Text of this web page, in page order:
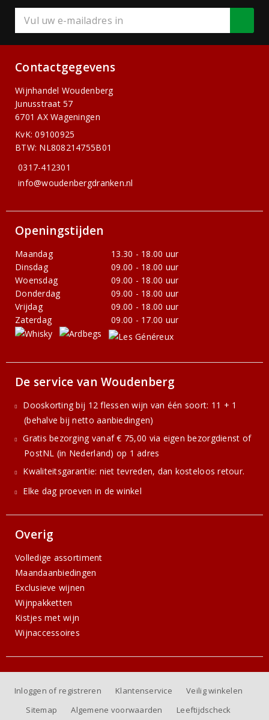
Contactgegevens
Wijnhandel Woudenberg
Junusstraat 57
6701 AX Wageningen
KvK: 09100925
BTW: NL808214755B01
0317-412301
info@woudenbergdranken.nl
Openingstijden
Maandag
13.30 - 18.00 uur
Dinsdag
09.00 - 18.00 uur
Woensdag
09.00 - 18.00 uur
Donderdag
09.00 - 18.00 uur
Vrijdag
09.00 - 18.00 uur
Zaterdag
09.00 - 17.00 uur
De service van Woudenberg
Dooskorting bij 12 flessen wijn van één soort: 11 + 1
(behalve bij netto aanbiedingen)
Gratis bezorging vanaf € 75,00 via eigen bezorgdienst of
PostNL (in Nederland) op 1 adres
Kwaliteitsgarantie: niet tevreden, dan kosteloos retour.
Elke dag proeven in de winkel
Overig
Volledige assortiment
Maandaanbiedingen
Exclusieve wijnen
Wijnpakketten
Kistjes met wijn
Wijnaccessoires
Inloggen of registreren Klantenservice
Veilig winkelen
Sitemap
Algemene voorwaarden Leeftijdscheck